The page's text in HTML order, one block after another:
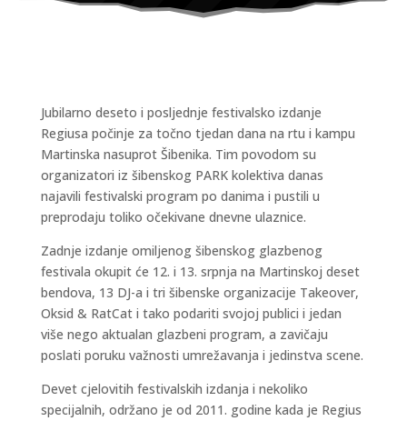
Jubilarno deseto i posljednje festivalsko izdanje
Regiusa počinje za točno tjedan dana na rtu i kampu
Martinska nasuprot Šibenika. Tim povodom su
organizatori iz šibenskog PARK kolektiva danas
najavili festivalski program po danima i pustili u
preprodaju toliko očekivane dnevne ulaznice.
Zadnje izdanje omiljenog šibenskog glazbenog
festivala okupit će 12. i 13. srpnja na Martinskoj deset
bendova, 13 DJ-a i tri šibenske organizacije Takeover,
Oksid & RatCat i tako podariti svojoj publici i jedan
više nego aktualan glazbeni program, a zavičaju
poslati poruku važnosti umrežavanja i jedinstva scene.
Devet cjelovitih festivalskih izdanja i nekoliko
specijalnih, održano je od 2011. godine kada je Regius